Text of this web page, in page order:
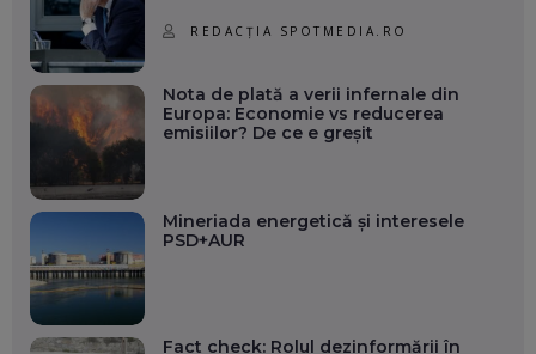
REDACȚIA SPOTMEDIA.RO
Nota de plată a verii infernale din
Europa: Economie vs reducerea
emisiilor? De ce e greșit
Mineriada energetică și interesele
PSD+AUR
Fact check: Rolul dezinformării în